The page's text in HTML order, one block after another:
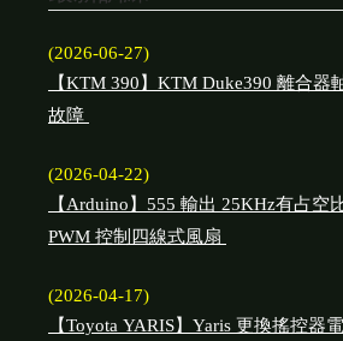
(2026-06-27)
【KTM 390】KTM Duke390 離合器
故障
(2026-04-22)
【Arduino】555 輸出 25KHz有占空
PWM 控制四線式風扇
(2026-04-17)
【Toyota YARIS】Yaris 更換搖控器